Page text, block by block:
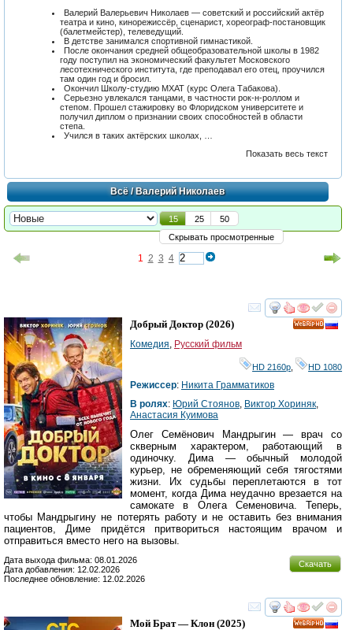
Валерий Валерьевич Николаев — советский и российский актёр
театра и кино, кинорежиссёр, сценарист, хореограф-постановщик
(балетмейстер), телеведущий.
В детстве занимался спортивной гимнастикой.
После окончания средней общеобразовательной школы в 1982
году поступил на экономический факультет Московского
лесотехнического института, где преподавал его отец, проучился
там один год и бросил.
Окончил Школу-студию МХАТ (курс Олега Табакова).
Серьезно увлекался танцами, в частности рок-н-роллом и
степом. Прошел стажировку во Флоридском университете и
получил диплом о признании своих способностей в области
степа.
Учился в таких актёрских школах, …
Показать весь текст
Всё/ Валерий Николаев
15 25
50
Скрывать просмотренные
1 2 3 4
смотреть
Добрый Доктор (2026)
Комедия Русский фильм
HD 2160р HD 1080
Режиссер: Никита Грамматиков
В ролях: Юрий Стоянов Виктор Хориняк
Анастасия Куимова
Олег Семёнович Мандрыгин — врач со
скверным характером, работающий в
одиночку. Дима — обычный молодой
курьер, не обременяющий себя тягостями
жизни. Их судьбы переплетаются в тот
момент, когда Дима неудачно врезается на
самокате в Олега Семеновича. Теперь,
чтобы Мандрыгину не потерять работу и не оставить без внимания
пациентов, Диме придётся притвориться настоящим врачом и
отправиться вместо него на вызовы.
Скачать
Дата выхода фильма: 08.01.2026
Дата добавления: 12.02.2026
Последнее обновление: 12.02.2026
смотреть
Мой Брат — Клон (2025)